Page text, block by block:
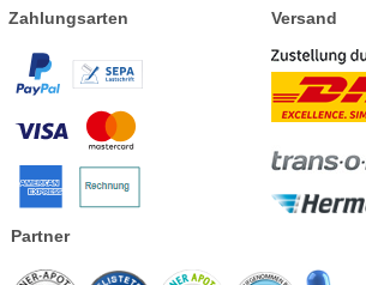
Zahlungsarten Versand
Partner